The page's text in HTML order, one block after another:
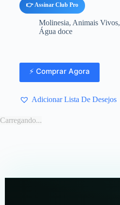
👉 Assinar Club Pro
Molinesia, Animais Vivos,
Água doce
⚡ Comprar Agora
Adicionar Lista De Desejos
Carregando...